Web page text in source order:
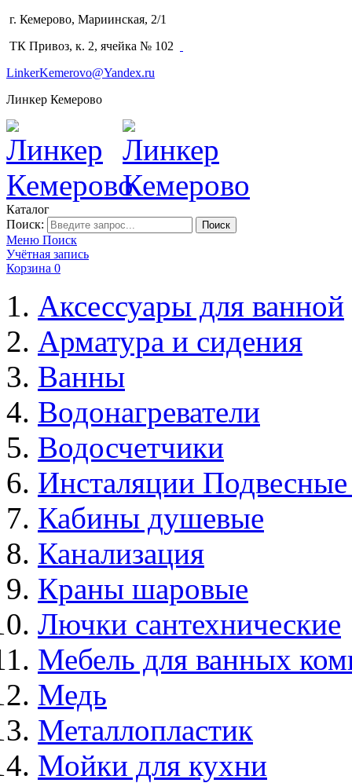
г. Кемерово, Мариинская, 2/1
ТК Привоз, к. 2, ячейка № 102
LinkerKemerovo@Yandex.ru
Линкер Кемерово
Каталог
Поиск:
Поиск
Меню Поиск
Учётная запись
Корзина 0
Аксессуары для ванной
Арматура и сидения
Ванны
Водонагреватели
Водосчетчики
Инсталяции
Кабины душевые
Канализация
Краны шаровые
Лючки сантехнические
Мебель для ванных
Медь
Металлопластик
Мойки для кухни